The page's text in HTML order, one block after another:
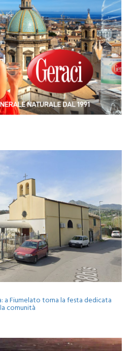
Fiumelato torna la festa dedicata
comunità